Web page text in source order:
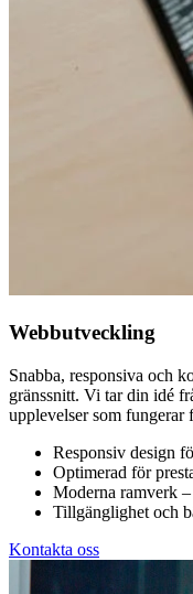
Webbutveckling
Snabba, responsiva och
gränssnitt. Vi tar din idé
upplevelser som fungerar
Responsiv design
Optimerad för
Moderna ramverk
Tillgänglighet och
Kontakta oss